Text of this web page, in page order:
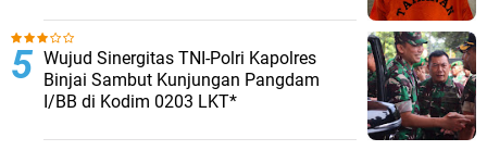
Wujud Sinergitas TNI-Polri Kapolres
Binjai Sambut Kunjungan Pangdam
I/BB di Kodim 0203 LKT*